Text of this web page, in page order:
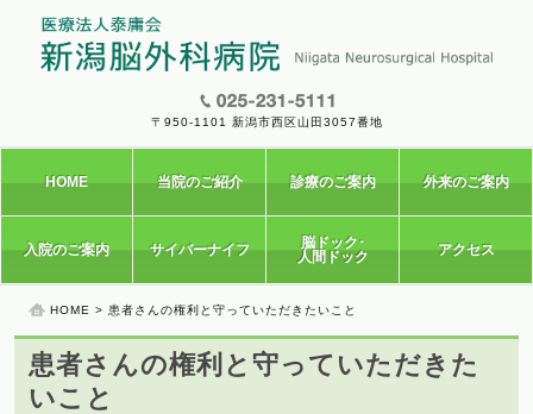
〒950-1101 新潟市西区山田3057番地
HOME 当院のご紹介 診療のご案内 外来のご案内
入院のご案内 サイバーナイフ
脳ドック･
人間ドック
アクセス
HOME > 患者さんの権利と守っていただきたいこと
患者さんの権利と守っていただきた
いこと